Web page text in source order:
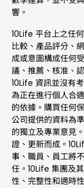
響。
10Life 平台上之任
比較、產品評分、
成或意圖構成任何
議、推薦、核准、
10Life 資訊並沒有
為正在進行個人合
的依據。購買任何
公司提供的資料為
的獨立及專業意見
證、更新而成。
事、職員、員工將
任。10Life 集團及
性、完整性和適時